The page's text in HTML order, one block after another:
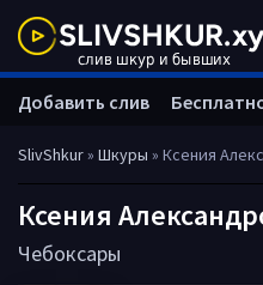
SlivShkur» Шкуры » Ксения
Ксения
Чебоксары
Добавить слив